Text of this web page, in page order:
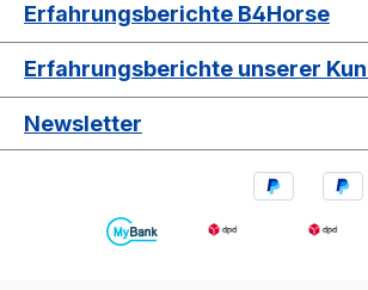
Erfahrungsberichte B4Horse
Erfahrungsberichte unserer
Newsletter